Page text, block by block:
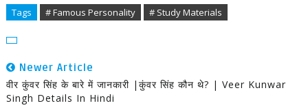
Tags # Famous Personality # Study Materials
Newer Article
वीर कुंवर सिंह के बारे में जानकारी |कुंवर सिंह कौन थे? | Veer Kunwar
Singh Details In Hindi